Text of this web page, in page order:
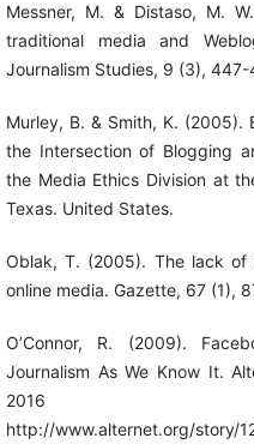
Messner, M. & Distaso, M.
traditional media and
Journalism Studies, 9 (3), 447-
Murley, B. & Smith, K. (2005).
the Intersection of Blogging
the Media Ethics Division at
Texas. United States.
Oblak, T. (2005). The lack
online media. Gazette, 67 (1),
O’Connor, R. (2009).
Journalism As We Know It.
http://www.alternet.org/story/